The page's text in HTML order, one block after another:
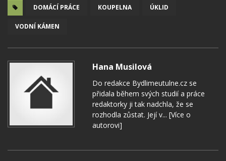
DOMÁCÍ PRÁCE KOUPELNA ÚKLID
VODNÍ KÁMEN
Hana Musilová
Do redakce Bydlimeutulne.cz se
přidala během svých studií a práce
redaktorky ji tak nadchla, že se
rozhodla zůstat. Její v... [Více o
autorovi]